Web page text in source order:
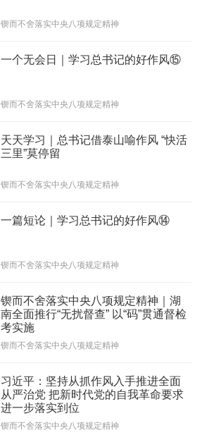
锲而不舍落实中央八项规定精神
一个无会日｜学习总书记的好作风⑮
锲而不舍落实中央八项规定精神
天天学习｜总书记借泰山喻作风 “快活
三里”莫停留
锲而不舍落实中央八项规定精神
一篇短论｜学习总书记的好作风⑭
锲而不舍落实中央八项规定精神
锲而不舍落实中央八项规定精神｜湖
南全面推行“无扰督查” 以“码”贯通督检
考实施
锲而不舍落实中央八项规定精神
习近平：坚持从抓作风入手推进全面
从严治党 把新时代党的自我革命要求
进一步落实到位
锲而不舍落实中央八项规定精神